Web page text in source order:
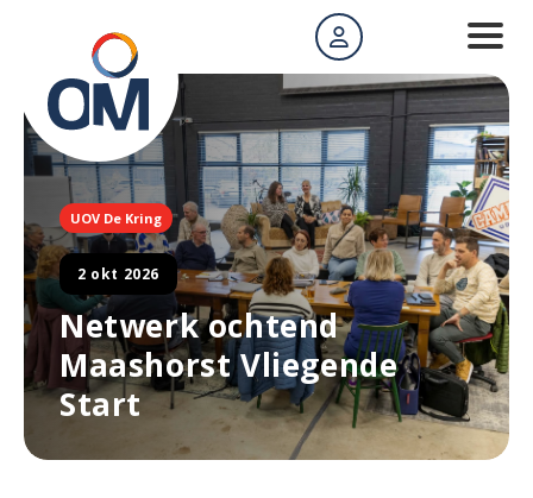
UOV De Kring
2 okt 2026
Netwerk ochtend
Maashorst Vliegende
Start